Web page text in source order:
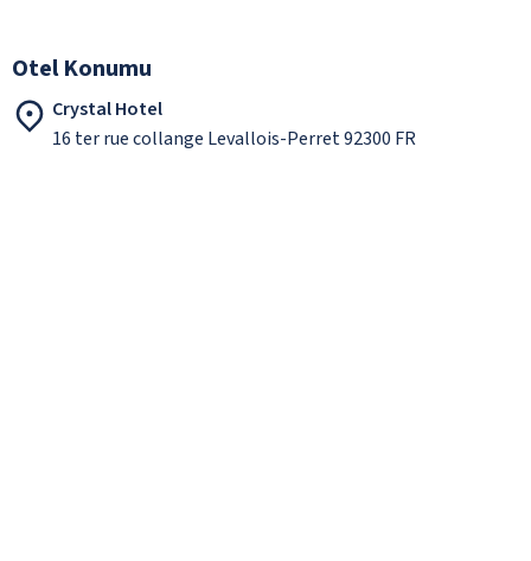
Otel Konumu
Crystal Hotel
16 ter rue collange Levallois-Perret 92300 FR